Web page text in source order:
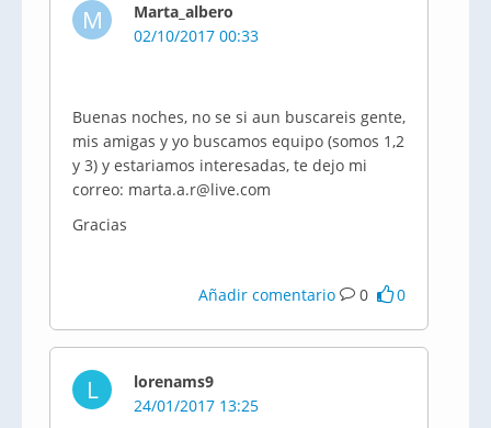
M
Marta_albero
02/10/2017 00:33
Buenas noches, no se si aun buscareis gente,
mis amigas y yo buscamos equipo (somos 1,2
y 3) y estariamos interesadas, te dejo mi
correo: marta.a.r@live.com
Gracias
Añadir comentario 0 0
L
lorenams9
24/01/2017 13:25